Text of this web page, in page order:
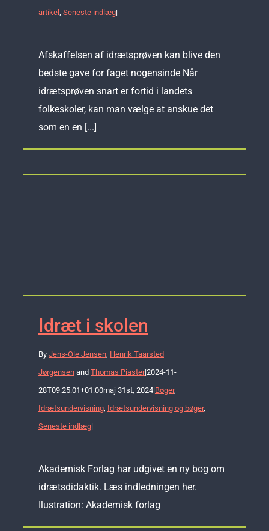
artikel , Seneste indlæg|
Afskaffelsen af idrætsprøven kan blive den
bedste gave for faget nogensinde Når
idrætsprøven snart er fortid i landets
folkeskoler, kan man vælge at anskue det
som en en [...]
Idræt i skolen
By Jens-Ole Jensen, Henrik Taarsted
Jørgensen and Thomas Piaster|2024-11-
28T09:25:01+01:00maj 31st, 2024|Bøger,
Idrætsundervisning, Idrætsundervisning og bøger,
Seneste indlæg|
Akademisk Forlag har udgivet en ny bog om
idrætsdidaktik. Læs indledningen her.
Ilustration: Akademisk forlag